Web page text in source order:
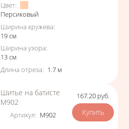
Цвет:
Персиковый
Ширина кружева:
19см
Ширина узора:
13см
Длина отреза: 1.7 м
Шитье на батисте
М902
Артикул: М902
Цена
167.20 руб.